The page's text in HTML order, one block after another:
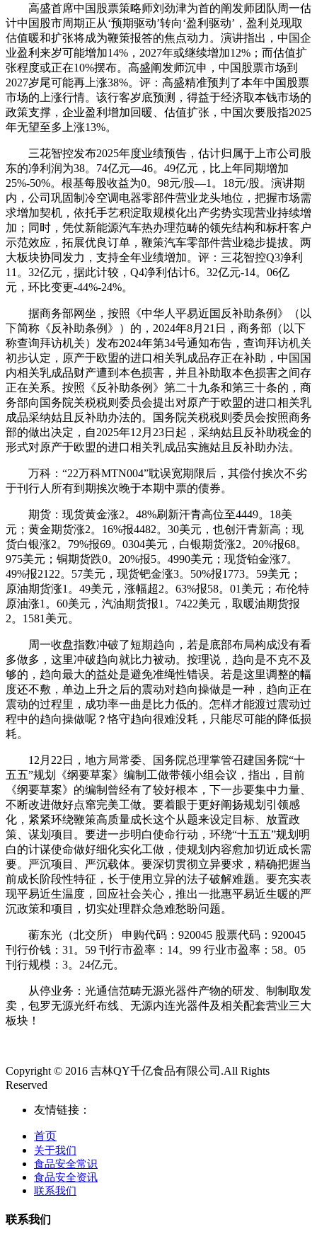
高盛首席中国股票策略师刘劲津为首的阐发师团队周一估
计中国股市周期正从‘预期驱动’转向‘盈利驱动’，盈利兑现取
估值暖和扩张将成为鞭策报答的焦点动力。演讲指出，中国企
业盈利来岁可能增加14%，2027年或继续增加12%；而估值扩
张程度或正在10%摆布。高盛阐发师沉申，中国股票市场到
2027岁尾可能再上涨38%。评：高盛精准预判了本年中国股票
市场的上涨行情。该行客岁底预测，得益于经济取本钱市场的
政策支撑，企业盈利增加回暖、估值扩张，中国次要股指2025
年无望至多上涨13%。
三花智控发布2025年度业绩预告，估计归属于上市公司股
东的净利润为38。74亿元—46。49亿元，比上年同期增加
25%-50%。根基每股收益为0。98元/股—1。18元/股。演讲期
内，公司巩固制冷空调电器零部件营业龙头地位，把握市场需
求增加契机，依托手艺积淀取规模化出产劣势实现营业持续增
加；同时，凭仗新能源汽车热办理范畴的领先结构和标杆客户
示范效应，拓展优良订单，鞭策汽车零部件营业稳步提拔。两
大板块协同发力，支持全年业绩增加。评：三花智控Q3净利
11。32亿元，据此计较，Q4净利估计6。32亿元-14。06亿
元，环比变更-44%-24%。
据商务部网坐，按照《中华人平易近国反补助条例》（以
下简称《反补助条例》）的，2024年8月21日，商务部（以下
称查询拜访机关）发布2024年第34号通知布告，查询拜访机关
初步认定，原产于欧盟的进口相关乳成品存正在补助，中国国
内相关乳成品财产遭到本色损害，并且补助取本色损害之间存
正在关系。按照《反补助条例》第二十九条和第三十条的，商
务部向国务院关税税则委员会提出对原产于欧盟的进口相关乳
成品采纳姑且反补助办法的。国务院关税税则委员会按照商务
部的做出决定，自2025年12月23日起，采纳姑且反补助税金的
形式对原产于欧盟的进口相关乳成品实施姑且反补助办法。
万科：“22万科MTN004”耽误宽期限后，其偿付挨次不劣
于刊行人所有到期挨次晚于本期中票的债券。
期货：现货黄金涨2。48%刷新汗青高位至4449。18美
元；黄金期货涨2。16%报4482。30美元，也创汗青新高；现
货白银涨2。79%报69。0304美元，白银期货涨2。20%报68。
975美元；铜期货跌0。20%报5。4990美元；现货铂金涨7。
49%报2122。57美元，现货钯金涨3。50%报1773。59美元；
原油期货涨1。49美元，涨幅超2。63%报58。01美元；布伦特
原油涨1。60美元，汽油期货报1。7422美元，取暖油期货报
2。1581美元。
周一收盘指数冲破了短期趋向，若是底部布局构成没有看
多做多，这里冲破趋向就比力被动。按理说，趋向是不克不及
够的，趋向最大的益处是避免准绳性错误。若是这里调整的幅
度还不敷，单边上升之后的震动对趋向操做是一种，趋向正在
震动的过程里，成功率一曲是比力低的。怎样才能渡过震动过
程中的趋向操做呢？恪守趋向很难没耗，只能尽可能的降低损
耗。
12月22日，地方局常委、国务院总理掌管召建国务院“十
五五”规划《纲要草案》编制工做带领小组会议，指出，目前
《纲要草案》的编制曾经有了较好根本，下一步要集中力量、
不断改进做好点窜完美工做。要着眼于更好阐扬规划引领感
化，紧紧环绕鞭策高质量成长这个从题来设定目标、放置政
策、谋划项目。要进一步明白使命行动，环绕“十五五”规划明
白的计谋使命做好细化实化工做，使规划内容愈加切近成长需
要。严沉项目、严沉载体。要深切贯彻立异要求，精确把握当
前成长阶段性特征，长于使用立异的法子破解难题。要充实表
现平易近生温度，回应社会关心，推出一批惠平易近生暖的严
沉政策和项目，切实处理群众急难愁盼问题。
蘅东光（北交所） 申购代码：920045 股票代码：920045
刊行价钱：31。59 刊行市盈率：14。99 行业市盈率：58。05
刊行规模：3。24亿元。
从停业务：光通信范畴无源光器件产物的研发、制制取发
卖，包罗无源光纤布线、无源内连光器件及相关配套营业三大
板块！
Copyright © 2016 吉林QY千亿食品有限公司.All Rights
Reserved
友情链接：
首页
关于我们
食品安全常识
食品安全资讯
联系我们
联系我们